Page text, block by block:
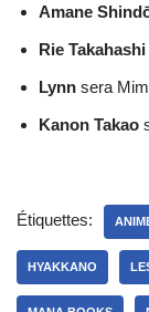
Amane
Rie Takahashi
Lynn sera
Kanon Takao
Étiquettes:
HYAKKANO